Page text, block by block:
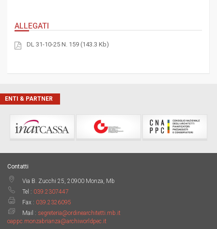
ALLEGATI
DL 31-10-25 N. 159 (143.3 Kb)
ENTI & PARTNER
Contatti
Via B. Zucchi 25, 20900 Monza, Mb
Tel : 039.2307447
Fax : 039.2326095
Mail : segreteria@ordinearchitetti.mb.it
oappc.monzabrianza@archiworldpec.it